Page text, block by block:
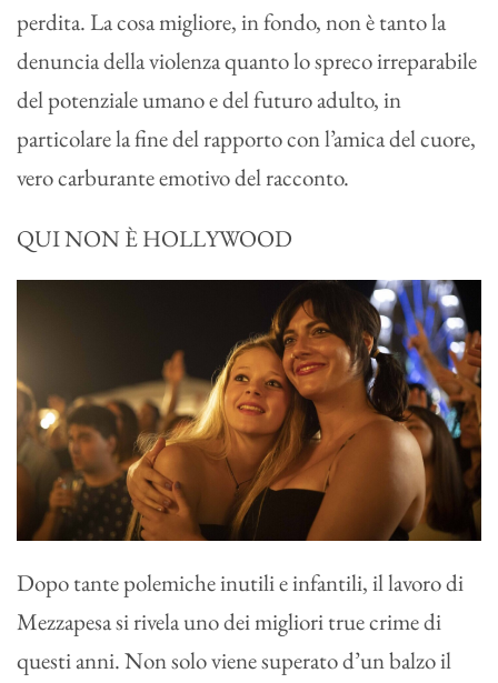
perdita. La cosa migliore, in fondo, non è tanto la
denuncia della violenza quanto lo spreco irreparabile
del potenziale umano e del futuro adulto, in
particolare la fine del rapporto con l’amica del cuore,
vero carburante emotivo del racconto.
QUI NON È HOLLYWOOD
Dopo tante polemiche inutili e infantili, il lavoro di
Mezzapesa si rivela uno dei migliori true crime di
questi anni. Non solo viene superato d’un balzo il